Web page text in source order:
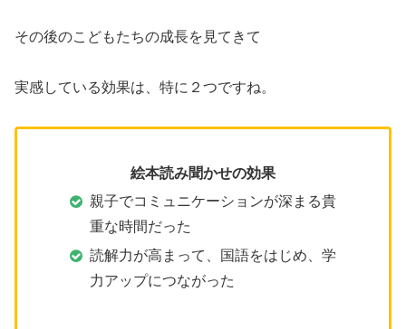
その後のこどもたちの成長を見てきて
実感している効果は、特に２つですね。
絵本読み聞かせの効果
親子でコミュニケーションが深まる貴
重な時間だった
読解力が高まって、国語をはじめ、学
力アップにつながった